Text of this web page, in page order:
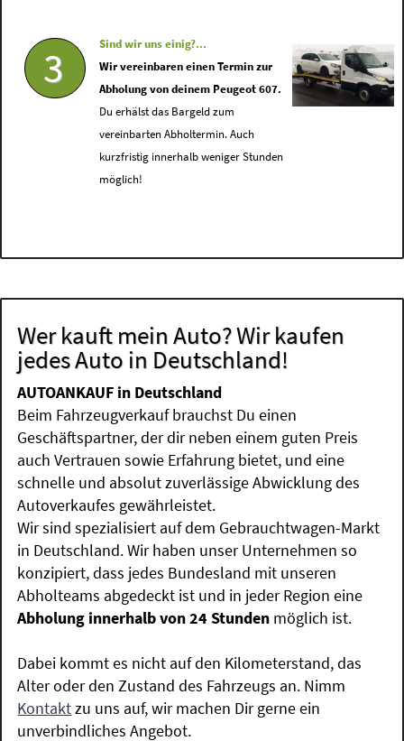
3
Sind wir uns einig?...
Wir vereinbaren einen Termin zur
Abholung von deinem Peugeot 607.
Du erhälst das Bargeld zum
vereinbarten Abholtermin. Auch
kurzfristig innerhalb weniger Stunden
möglich!
Wer kauft mein Auto? Wir kaufen
jedes Auto in Deutschland!
AUTOANKAUF in Deutschland
Beim Fahrzeugverkauf brauchst Du einen
Geschäftspartner, der dir neben einem guten Preis
auch Vertrauen sowie Erfahrung bietet, und eine
schnelle und absolut zuverlässige Abwicklung des
Autoverkaufes gewährleistet.
Wir sind spezialisiert auf dem Gebrauchtwagen-Markt
in Deutschland. Wir haben unser Unternehmen so
konzipiert, dass jedes Bundesland mit unseren
Abholteams abgedeckt ist und in jeder Region eine
Abholung innerhalb von 24 Stunden möglich ist.
Dabei kommt es nicht auf den Kilometerstand, das
Alter oder den Zustand des Fahrzeugs an. Nimm
Kontaktzu uns auf, wir machen Dir gerne ein
unverbindliches Angebot.